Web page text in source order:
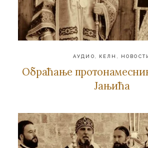
АУДИО, КЕЛН ,
Обраћање
Јањића